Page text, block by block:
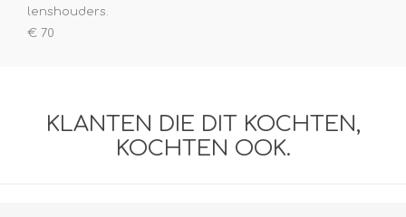
lenshouders.
€ 70
KLANTEN DIE DIT KOCHTEN,
KOCHTEN OOK.